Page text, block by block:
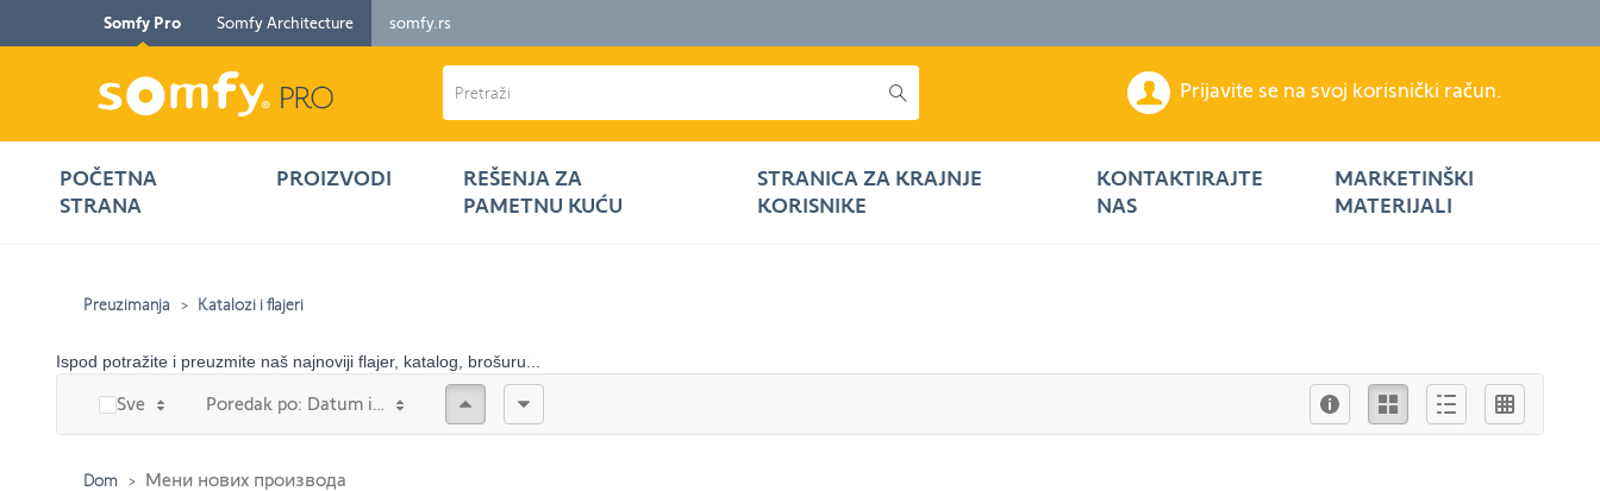
Somfy Pro Somfy Architecture somfy.rs
Prijavite se na svoj korisnički račun.
POČETNA
STRANA
PROIZVODI
REŠENJA ZA
PAMETNU KUĆU
STRANICA ZA KRAJNJE
KORISNIKE
KONTAKTIRAJTE
NAS
MARKETINŠKI
MATERIJALI
Preuzimanja Katalozi i flajeri
Ispod potražite i preuzmite naš najnoviji flajer, katalog, brošuru...
Sve Ikona Описни
Dom Мени нових производа